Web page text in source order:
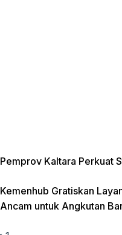
Pemprov Kaltara Perkuat
Kemenhub Gratiskan
Ancam untuk Angkutan